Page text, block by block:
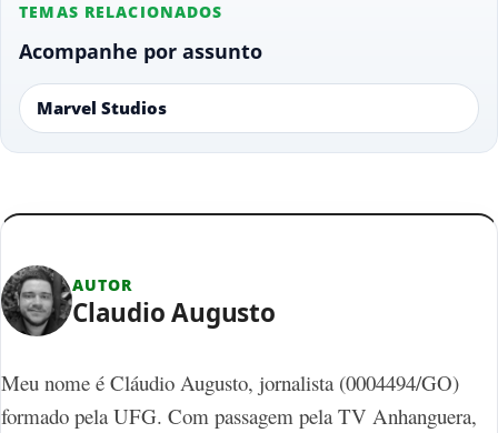
TEMAS RELACIONADOS
Acompanhe por assunto
Marvel Studios
AUTOR
Claudio Augusto
Meu nome é Cláudio Augusto, jornalista (0004494/GO)
formado pela UFG. Com passagem pela TV Anhanguera,